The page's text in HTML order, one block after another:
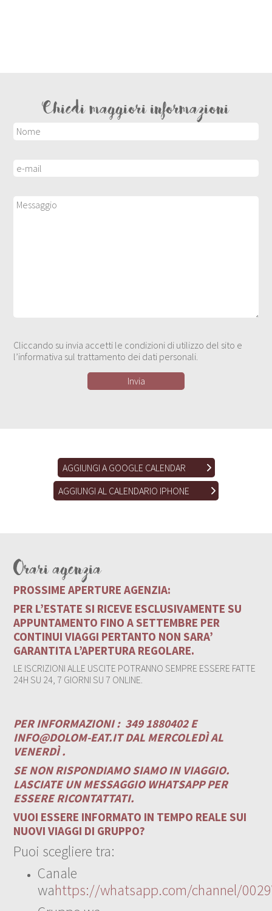
Chiedi maggiori informazioni
Cliccando su invia accetti le condizioni di utilizzo del sito e
l’informativa sul trattamento dei dati personali.
AGGIUNGI A GOOGLE CALENDAR
AGGIUNGI AL CALENDARIO IPHONE
Orari agenzia
PROSSIME APERTURE AGENZIA:
PER L’ESTATE SI RICEVE ESCLUSIVAMENTE SU
APPUNTAMENTO FINO A SETTEMBRE PER
CONTINUI VIAGGI PERTANTO NON SARA’
GARANTITA L’APERTURA REGOLARE.
LE ISCRIZIONI ALLE USCITE POTRANNO SEMPRE ESSERE FATTE
24H SU 24, 7 GIORNI SU 7 ONLINE.
PER INFORMAZIONI : 349 1880402 E
INFO@DOLOM-EAT.ITDAL MERCOLEDÌ AL
VENERDÌ .
SE NON RISPONDIAMO SIAMO IN VIAGGIO.
LASCIATE UN MESSAGGIO WHATSAPP PER
ESSERE RICONTATTATI.
VUOI ESSERE INFORMATO IN TEMPO REALE SUI
NUOVI VIAGGI DI GRUPPO?
Puoi scegliere tra:
Canale
wahttps://whatsapp.com/channel/